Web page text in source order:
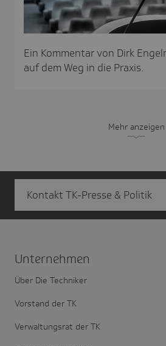
Ein Kommentar von Dirk
auf dem Weg in die Praxis.
Mehr anzeigen
Kontakt TK-Presse & Politik
Unter­nehmen
Über Die Techniker
Vorstand der TK
Verwaltungsrat der TK